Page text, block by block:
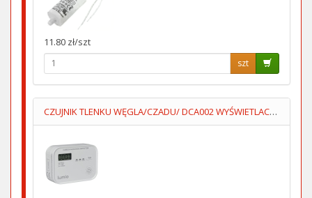
11.80 zł/szt
szt
CZUJNIK TLENKU WĘGLA/CZADU/ DCA002 WYŚWIETLACZ 3XAA LUMIO